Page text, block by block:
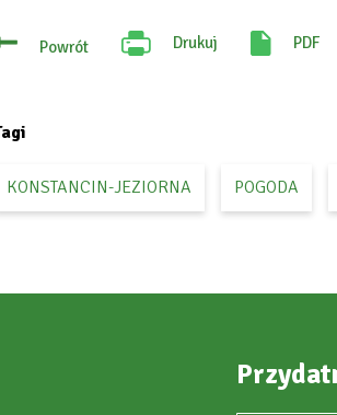
Powrót Drukuj
Will
PDF
KONSTANCIN-JEZIORNA POGODA